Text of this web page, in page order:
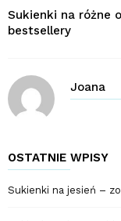
Sukienki na różne
bestsellery
Joana
OSTATNIE WPISY
Sukienki na jesień –